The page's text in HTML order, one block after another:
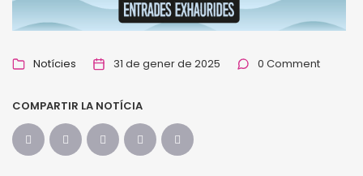
Notícies 31 de gener de 2025 0 Comment
COMPARTIR LA NOTÍCIA